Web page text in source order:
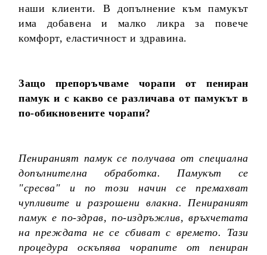
наши клиенти. В допълнение към памукът
има добавена и малко ликра за повече
комфорт, еластичност и здравина.
Защо препоръчваме чорапи от пениран
памук и с какво се различава от памукът в
по-обикновените чорапи?
Пенираният памук се получава от специална
допълнителна обработка. Памукът се
"сресва" и по този начин се премахват
чупливите и разрошени влакна. Пенираният
памук е по-здрав, по-издръжлив, връхчетата
на преждата не се сбиват с времето. Тази
процедура оскъпява чорапите от пениран